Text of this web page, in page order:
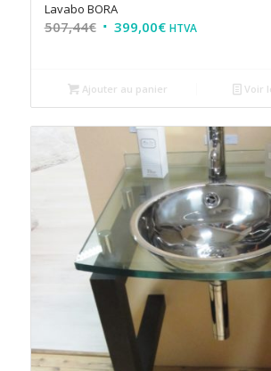
Lavabo BORA
507,44€ 399,00€ HTVA
Ajouter au panier Voir